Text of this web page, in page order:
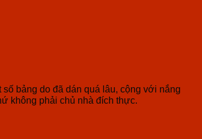
bảng do đã dán quá lâu, cộng với nắng
không phải chủ nhà đích thực.